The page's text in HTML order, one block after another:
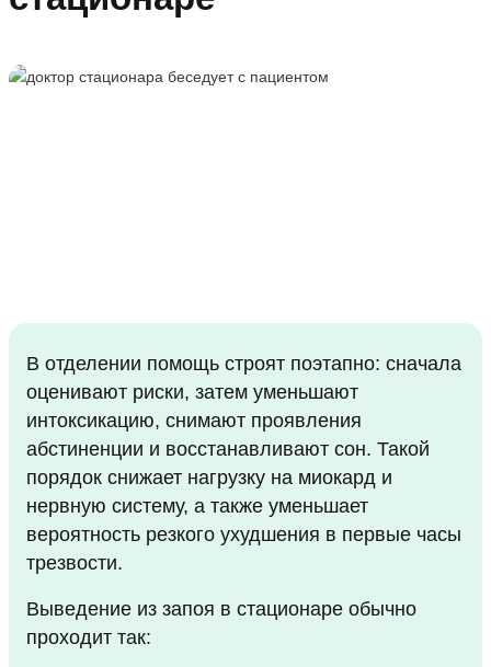
В отделении помощь строят поэтапно: сначала
оценивают риски, затем уменьшают
интоксикацию, снимают проявления
абстиненции и восстанавливают сон. Такой
порядок снижает нагрузку на миокард и
нервную систему, а также уменьшает
вероятность резкого ухудшения в первые часы
трезвости.
Выведение из запоя в стационаре обычно
проходит так: